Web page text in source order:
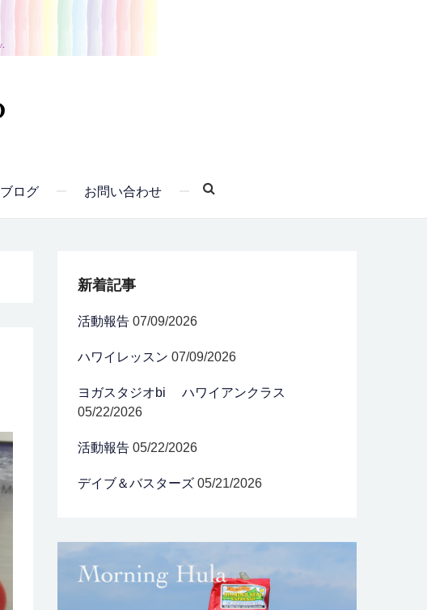
ブログ お問い合わせ
新着記事
活動報告 07/09/2026
ハワイレッスン 07/09/2026
ヨガスタジオbi ハワイアンクラス
05/22/2026
活動報告 05/22/2026
デイブ＆バスターズ 05/21/2026